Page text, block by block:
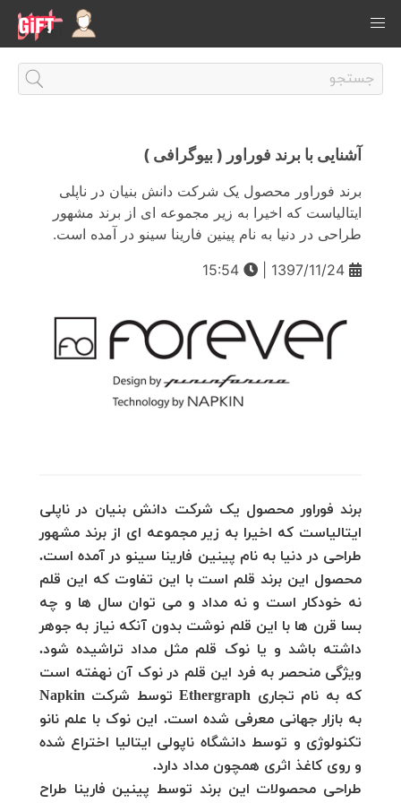
آشنایی با برند فوراور ( بیوگرافی )
برند فوراور محصول یک شرکت دانش بنیان در ناپلی
ایتالیاست که اخیرا به زیر مجموعه ای از برند مشهور
طراحی در دنیا به نام پینین فارینا سینو در آمده است.
برند فوراور محصول یک شرکت دانش بنیان در ناپلی
ایتالیاست که اخیرا به زیر مجموعه ای از برند مشهور
طراحی در دنیا به نام پینین فارینا سینو در آمده است.
محصول این برند قلم است با این تفاوت که این قلم
نه خودکار است و نه مداد و می توان سال ها و چه
بسا قرن ها با این قلم نوشت بدون آنکه نیاز به جوهر
داشته باشد و یا نوک قلم مثل مداد تراشیده شود.
ویژگی منحصر به فرد این قلم در نوک آن نهفته است
که به نام تجاری Ethergraph توسط شرکت Napkin
به بازار جهانی معرفی شده است. این نوک با علم نانو
تکنولوژی و توسط دانشگاه ناپولی ایتالیا اختراع شده
و روی کاغذ اثری همچون مداد دارد.
طراحی محصولات این برند توسط پینین فارینا طراح